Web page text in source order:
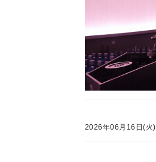
2026年06月16日(火)